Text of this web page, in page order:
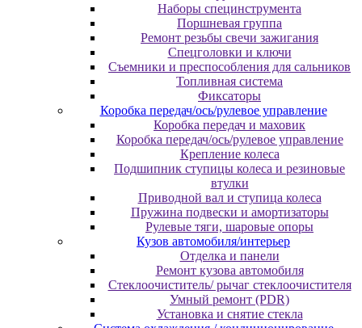
Наборы специнструмента
Поршневая группа
Ремонт резьбы свечи зажигания
Спецголовки и ключи
Съемники и преспособления для сальников
Топливная система
Фиксаторы
Коробка передач/ось/рулевое управление
Коробка передач и маховик
Коробка передач/ось/рулевое управление
Крепление колеса
Подшипник ступицы колеса и резиновые
втулки
Приводной вал и ступица колеса
Пружина подвески и амортизаторы
Рулевые тяги, шаровые опоры
Кузов автомобиля/интерьер
Отделка и панели
Ремонт кузова автомобиля
Стеклоочиститель/ рычаг стеклоочистителя
Умный ремонт (PDR)
Установка и снятие стекла